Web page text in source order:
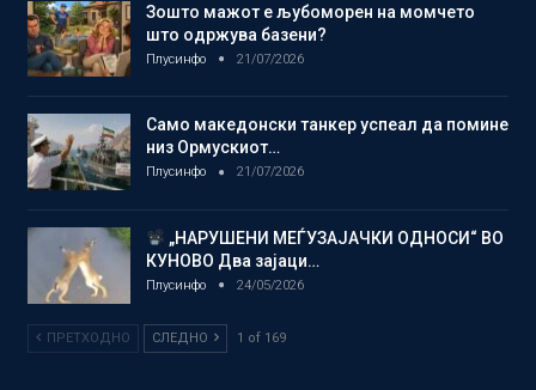
Зошто мажот е љубоморен на момчето
што одржува базени?
Плусинфо 21/07/2026
Само македонски танкер успеал да помине
низ Ормускиот…
Плусинфо 21/07/2026
„НАРУШЕНИ МЕЃУЗАЈАЧКИ ОДНОСИ“ ВО
КУНОВО Два зајаци…
Плусинфо 24/05/2026
ПРЕТХОДНО СЛЕДНО 1 of 169